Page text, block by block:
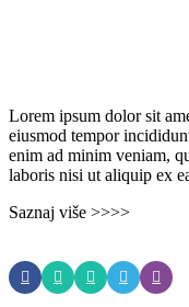
Lorem ipsum dolor sit
eiusmod tempor
enim ad minim veniam,
laboris nisi ut aliquip ex
Saznaj više >>>>